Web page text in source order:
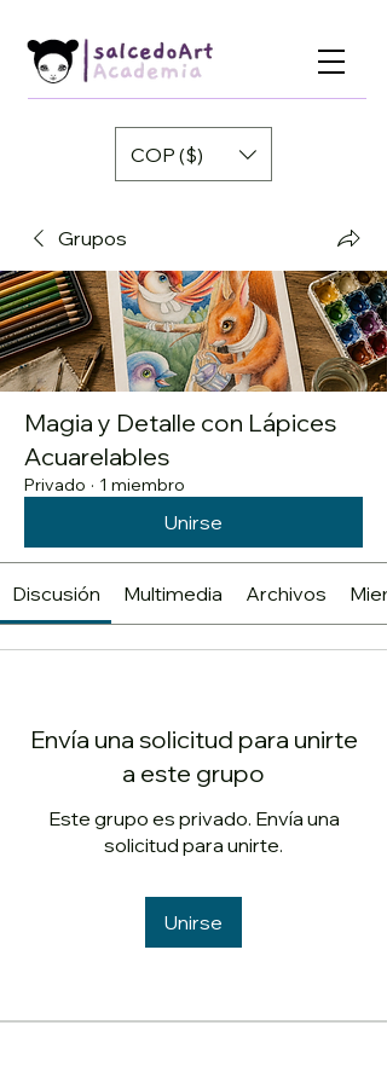
COP ($)
Grupos
Magia y Detalle con Lápices
Acuarelables
Privado · 1 miembro
Unirse
Discusión Multimedia Archivos
Envía una solicitud para unirte
a este grupo
Este grupo es privado. Envía una
solicitud para unirte.
Unirse